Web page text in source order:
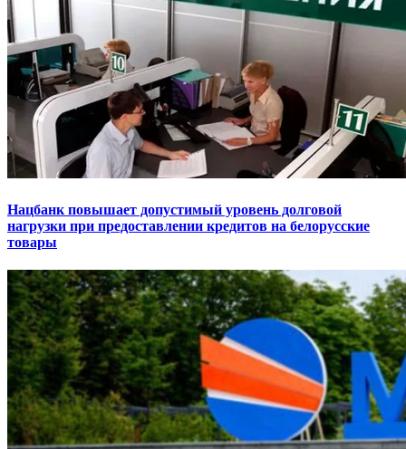
Нацбанк повышает допустимый уровень долговой
нагрузки при предоставлении кредитов на белорусские
товары